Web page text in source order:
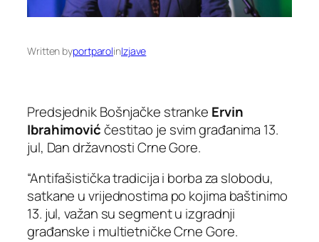
Written byportparolinIzjave
Predsjednik Bošnjačke stranke Ervin
Ibrahimovićčestitao je svim građanima 13.
jul, Dan državnosti Crne Gore.
“Antifašistička tradicija i borba za slobodu,
satkane u vrijednostima po kojima baštinimo
13. jul, važan su segment u izgradnji
građanske i multietničke Crne Gore.